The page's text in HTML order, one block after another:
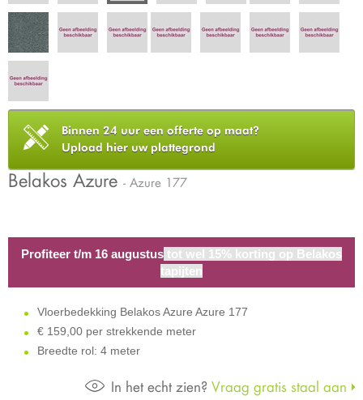
Binnen 24 uur een offerte op maat?
Upload hier uw plattegrond
Belakos Azure - Azure 177
Profiteer t/m 16 augustus tot wel 15% korting op Belakos
tapijten
Vloerbedekking Belakos Azure Azure 177
€ 159,00 per strekkende meter
Breedte rol: 4 meter
In het echt zien? Vraag gratis staal aan